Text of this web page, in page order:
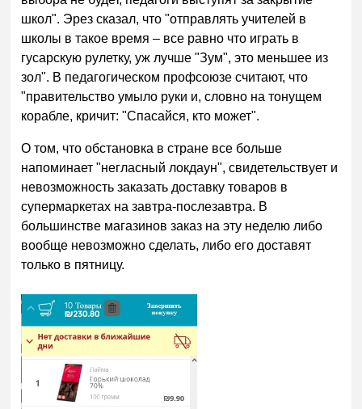
школ". Эрез сказал, что "отправлять учителей в
школы в такое время – все равно что играть в
гусарскую рулетку, уж лучше "Зум", это меньшее из
зол". В педагогическом профсоюзе считают, что
"правительство умыло руки и, словно на тонущем
корабле, кричит: "Спасайся, кто может".
О том, что обстановка в стране все больше
напоминает "негласный локдаун", свидетельствует и
невозможность заказать доставку товаров в
супермаркетах на завтра-послезавтра. В
большинстве магазинов заказ на эту неделю либо
вообще невозможно сделать, либо его доставят
только в пятницу.